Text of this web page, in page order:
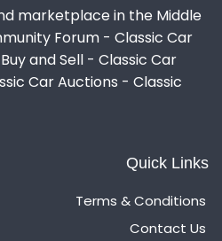
marketplace in the Middle
Forum - Classic Car
and Sell - Classic Car
Car Auctions - Classic
Quick Links
Terms & Conditions
Contact Us